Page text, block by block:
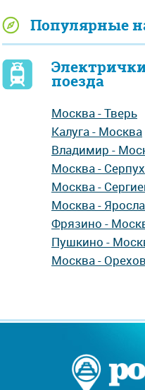
Популярные
поезда
Москва - Тверь
Калуга - Москва
Владимир -
Москва -
Москва -
Москва -
Фрязино -
Пушкино -
Москва -